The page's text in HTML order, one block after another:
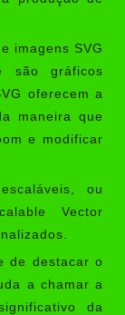
imagens SVG
são gráficos
oferecem a
maneira que
e modificar
ou
Vector
de destacar o
a chamar a
da